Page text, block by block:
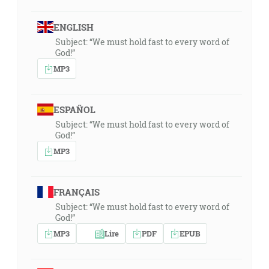
ENGLISH
Subject: “We must hold fast to every word of
God!”
MP3
ESPAÑOL
Subject: “We must hold fast to every word of
God!”
MP3
FRANÇAIS
Subject: “We must hold fast to every word of
God!”
MP3 Lire PDF EPUB